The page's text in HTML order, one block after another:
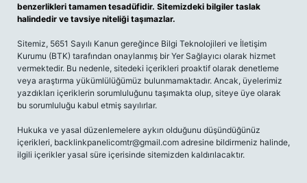
benzerlikleri tamamen tesadüfidir. Sitemizdeki bilgiler taslak
halindedir ve tavsiye niteliği taşımazlar.
Sitemiz, 5651 Sayılı Kanun gereğince Bilgi Teknolojileri ve İletişim
Kurumu (BTK) tarafından onaylanmış bir Yer Sağlayıcı olarak hizmet
vermektedir. Bu nedenle, sitedeki içerikleri proaktif olarak denetleme
veya araştırma yükümlülüğümüz bulunmamaktadır. Ancak, üyelerimiz
yazdıkları içeriklerin sorumluluğunu taşımakta olup, siteye üye olarak
bu sorumluluğu kabul etmiş sayılırlar.
Hukuka ve yasal düzenlemelere aykırı olduğunu düşündüğünüz
içerikleri, backlinkpanelicomtr@gmail.com adresine bildirmeniz halinde,
ilgili içerikler yasal süre içerisinde sitemizden kaldırılacaktır.